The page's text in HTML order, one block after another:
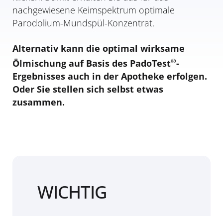
nachgewiesene Keimspektrum optimale
Parodolium-Mundspül-Konzentrat.
Alternativ kann die optimal wirksame
Ölmischung auf Basis des PadoTest®-
Ergebnisses auch in der Apotheke erfolgen.
Oder Sie stellen sich selbst etwas
zusammen.
WICHTIG